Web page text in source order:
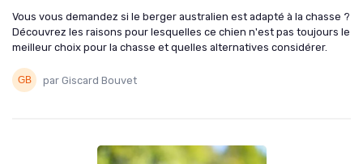
Vous vous demandez si le berger australien est adapté à la chasse ?
Découvrez les raisons pour lesquelles ce chien n'est pas toujours le
meilleur choix pour la chasse et quelles alternatives considérer.
par Giscard Bouvet